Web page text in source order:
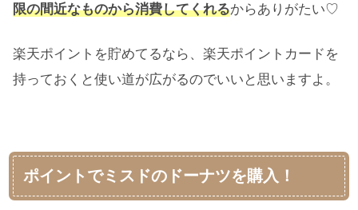
限の間近なものから消費してくれるからありがたい♡
楽天ポイントを貯めてるなら、楽天ポイントカードを
持っておくと使い道が広がるのでいいと思いますよ。
ポイントでミスドのドーナツを購入！